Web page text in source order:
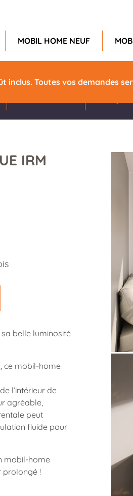
MOBIL HOME NEUF
inclus. Toutes vos demandes
Chambres
IRM
belle luminosité
, ce mobil-home
l’intérieur de
agréable,
peut
fluide pour
mobil-home
prolongé !